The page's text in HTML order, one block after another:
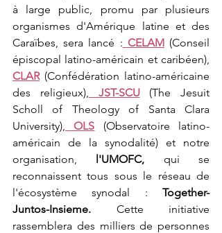
à large public, promu par plusieurs
organismes d'Amérique latine et des
Caraïbes, sera lancé : CELAM (Conseil
CLAR (Confédération latino-américaine
des religieux),
JST-SCU (The Jesuit
Scholl of Theology of Santa Clara
University),
OLS (Observatoire latino-
américain de la synodalité) et notre
organisation, l'UMOFC, qui se
reconnaissent tous sous le réseau de
l'écosystème synodal : Together-
Juntos-Insieme. Cette initiative
rassemblera des milliers de personnes